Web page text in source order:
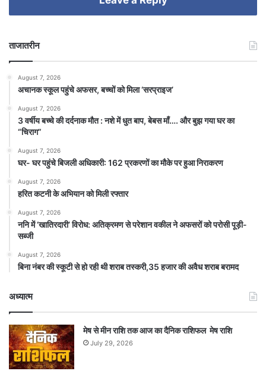
ताजातरीन
August 7, 2026
अचानक स्कूल पहुंचे अफसर, बच्चों को मिला ‘सरप्राइज’
August 7, 2026
3 वर्षीय बच्चे की दर्दनाक मौत : नशे में धुत बाप, बेबस माँ…. और बुझ गया घर का
“चिराग”
August 7, 2026
घर- घर पहुंचे बिजली अधिकारी: 162 प्रकरणों का मौके पर हुआ निराकरण
August 7, 2026
हरित कटनी के अभियान को मिली रफ्तार
August 7, 2026
ननि में ‘खातिरदारी’ विरोध: अतिक्रमण से परेशान वकील ने अफसरों को परोसी पूड़ी-
सब्जी
August 7, 2026
बिना नंबर की स्कूटी से हो रही थी शराब तस्करी,35 हजार की अवैध शराब बरामद
अध्यात्म
मेष से मीन राशि तक आज का दैनिक राशिफल मेष राशि
July 29, 2026